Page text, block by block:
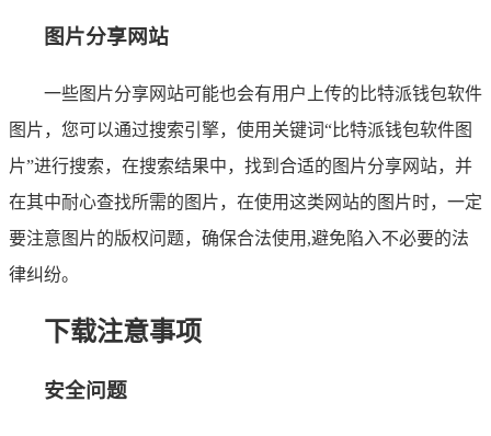
图片分享网站
一些图片分享网站可能也会有用户上传的比特派钱包软件
图片，您可以通过搜索引擎，使用关键词“比特派钱包软件图
片”进行搜索，在搜索结果中，找到合适的图片分享网站，并
在其中耐心查找所需的图片，在使用这类网站的图片时，一定
要注意图片的版权问题，确保合法使用,避免陷入不必要的法
律纠纷。
下载注意事项
安全问题